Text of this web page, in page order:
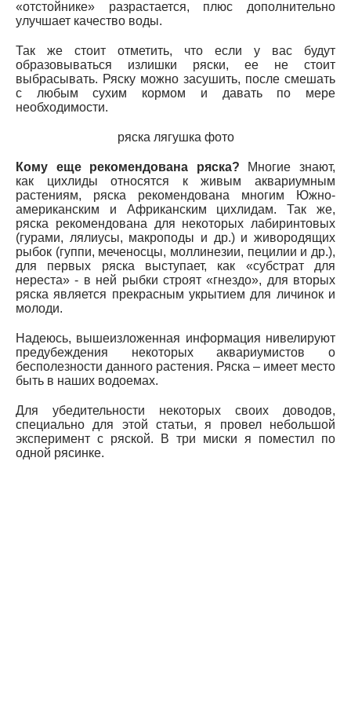
«отстойнике» разрастается, плюс дополнительно
улучшает качество воды.
Так же стоит отметить, что если у вас будут
образовываться излишки ряски, ее не стоит
выбрасывать. Ряску можно засушить, после смешать
с любым сухим кормом и давать по мере
необходимости.
ряска лягушка фото
Кому еще рекомендована ряска? Многие знают,
как цихлиды относятся к живым аквариумным
растениям, ряска рекомендована многим Южно-
американским и Африканским цихлидам. Так же,
ряска рекомендована для некоторых лабиринтовых
(гурами, лялиусы, макроподы и др.) и живородящих
рыбок (гуппи, меченосцы, моллинезии, пецилии и др.),
для первых ряска выступает, как «субстрат для
нереста» - в ней рыбки строят «гнездо», для вторых
ряска является прекрасным укрытием для личинок и
молоди.
Надеюсь, вышеизложенная информация нивелируют
предубеждения некоторых аквариумистов о
бесполезности данного растения. Ряска – имеет место
быть в наших водоемах.
Для убедительности некоторых своих доводов,
специально для этой статьи, я провел небольшой
эксперимент с ряской. В три миски я поместил по
одной рясинке.